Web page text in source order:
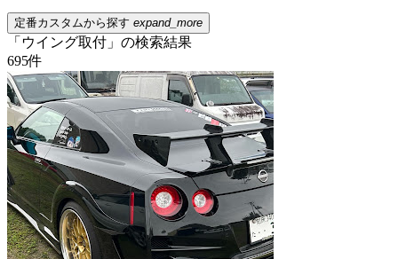
定番カスタムから探す expand_more
「ウイング取付」の検索結果
695件